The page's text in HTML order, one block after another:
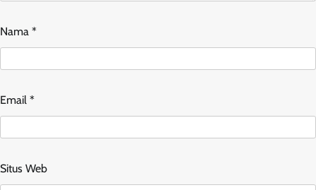
Nama *
Email *
Situs Web